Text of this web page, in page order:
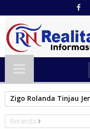
Zigo Rolanda Tinjau
Beranda